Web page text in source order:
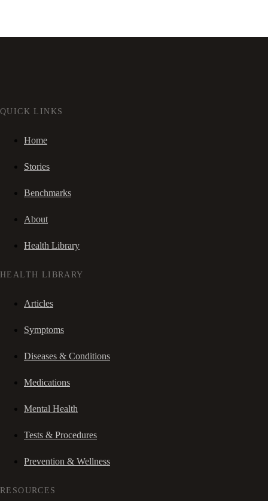
QUICK LINKS
Home
Stories
Benchmarks
About
Health Library
HEALTH LIBRARY
Articles
Symptoms
Diseases & Conditions
Medications
Mental Health
Tests & Procedures
Prevention & Wellness
RESOURCES